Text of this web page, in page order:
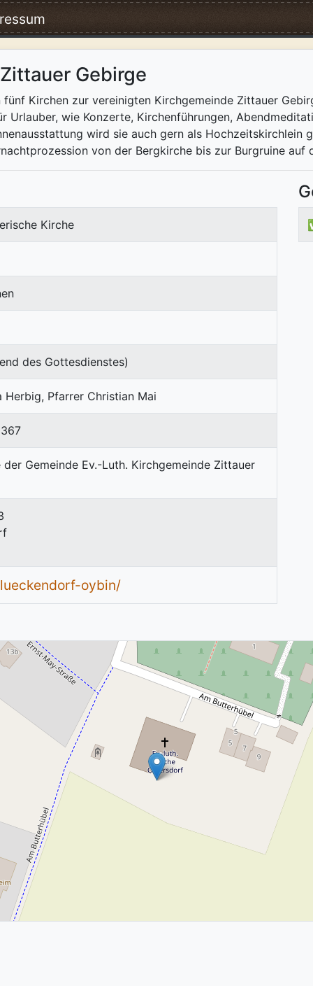
Gebirge
Kirchen zur vereinigten Kirchgemeinde Zittauer
wie Konzerte, Kirchenführungen,
wird sie auch gern als Hochzeitskirchlein
von der Bergkirche bis zur Burgruine auf
Kirche
des Gottesdienstes)
Herbig, Pfarrer Christian Mai
oybin/